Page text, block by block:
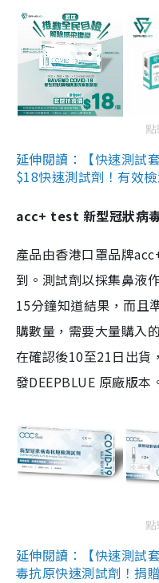
延伸閱讀：【快速測試
$18快速測試劑！有效
acc+ test 新型冠狀病
產品由香港口罩品牌
到。測試劑以採集鼻液
15分鐘知道結果，而且
購數量，需要大量購入
在確認後10至21日出貨
發DEEPBLUE 原廠版本
延伸閱讀：【快速測試
毒抗原快速測試劑！捐